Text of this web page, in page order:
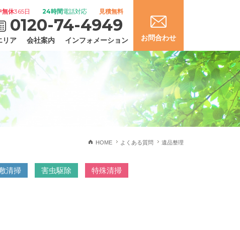
リア 会社案内 インフォメーション お問合わせ
無休365日 24時間電話対応 見積無料
0120-74-4949
HOME よくある質問 遺品整理
清掃 害虫駆除 特殊清掃